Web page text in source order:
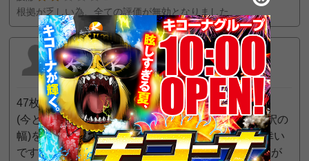
根拠が乏しい為、全ての評価が無効となりました
スットン卿 一般1191
2024年8月10日 9:56 PM
47枚/1000円 5枚交換
(今となっては「等価交換」という表現が曖昧さ(解釈の
幅)を含んでいるので、表記統一していただければ幸い
です。貸玉の小数点表記も「n枚/1000円」等のほうが